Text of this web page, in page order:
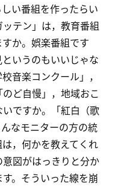
い番組を作ったらい
テン」は，教育番組
か。娯楽番組です
いうのもいいじゃな
音楽コンクール」，
ど自慢」，地域おこ
ですか。「紅白（歌
なモニターの方の統
，何かを教えてくれ
図がはっきりと分か
。そういった線を崩